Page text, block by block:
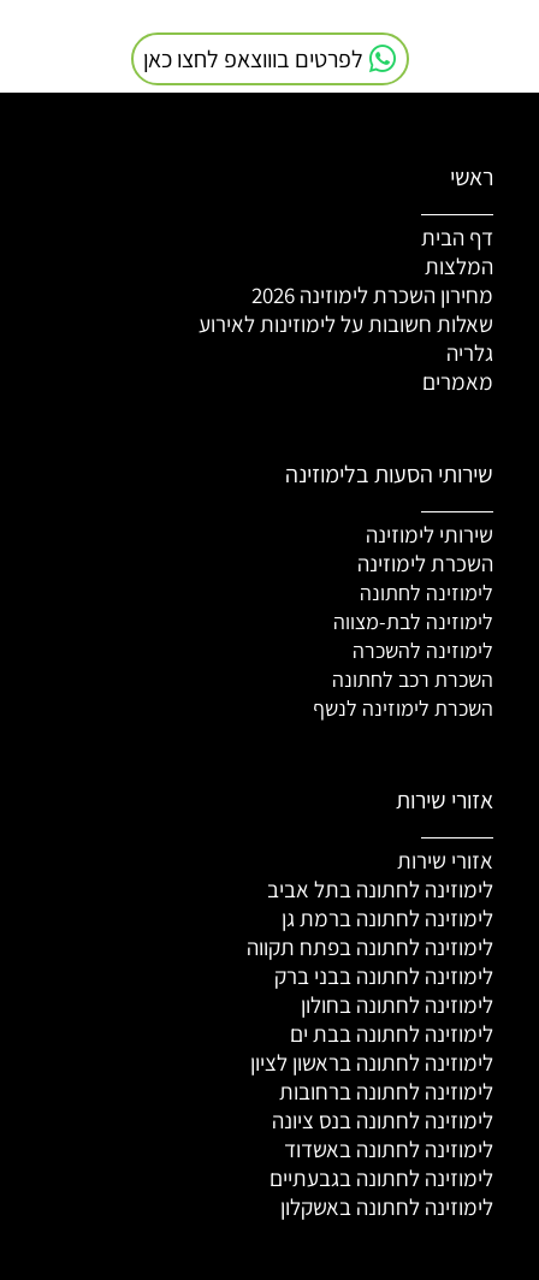
לפרטים בוווצאפ לחצו כאן
ראשי
דף הבית
המלצות
מחירון השכרת לימוזינה 2026
שאלות חשובות על לימוזינות לאירוע
גלריה
מאמרים
שירותי הסעות בלימוזינה
שירותי לימוזינה
השכרת לימוזינה
לימוזינה לחתונה
לימוזינה לבת-מצווה
לימוזינה להשכרה
השכרת רכב לחתונה
השכרת לימוזינה לנשף
אזורי שירות
אזורי שירות
לימוזינה לחתונה בתל אביב
לימוזינה לחתונה ברמת גן
לימוזינה לחתונה בפתח תקווה
לימוזינה לחתונה בבני ברק
לימוזינה לחתונה בחולון
לימוזינה לחתונה בבת ים
לימוזינה לחתונה בראשון לציון
לימוזינה לחתונה ברחובות
לימוזינה לחתונה בנס ציונה
לימוזינה לחתונה באשדוד
לימוזינה לחתונה בגבעתיים
לימוזינה לחתונה באשקלון